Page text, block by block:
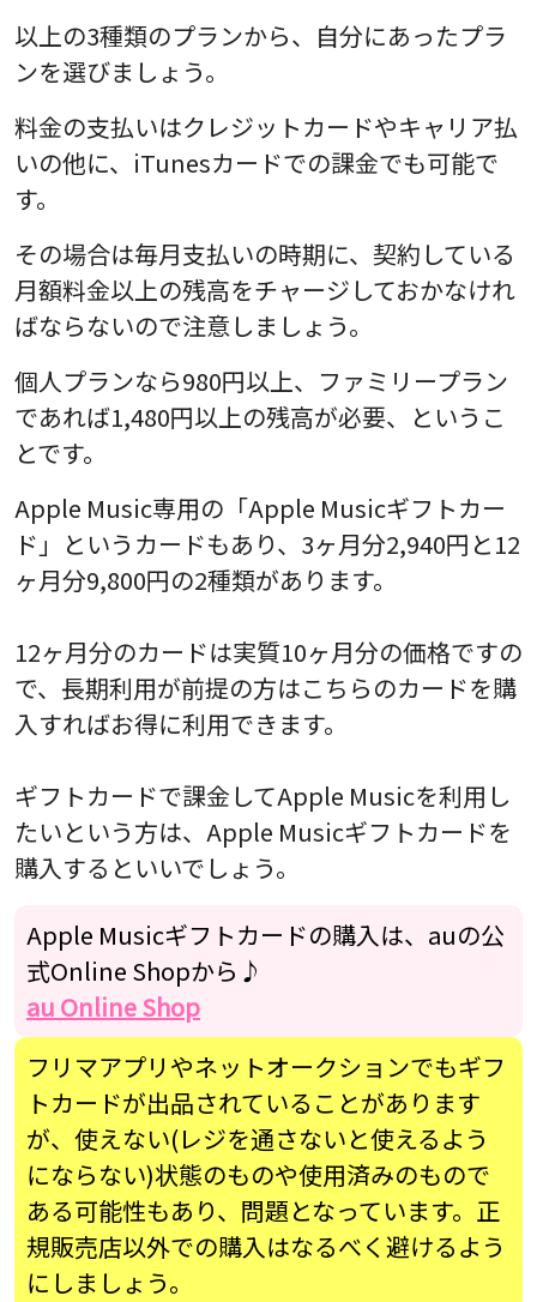
以上の3種類のプランから、自分にあったプラ
ンを選びましょう。
料金の支払いはクレジットカードやキャリア払
いの他に、iTunesカードでの課金でも可能で
す。
その場合は毎月支払いの時期に、契約している
月額料金以上の残高をチャージしておかなけれ
ばならないので注意しましょう。
個人プランなら980円以上、ファミリープラン
であれば1,480円以上の残高が必要、というこ
とです。
Apple Music専用の「Apple Musicギフトカー
ド」というカードもあり、3ヶ月分2,940円と12
ヶ月分9,800円の2種類があります。
12ヶ月分のカードは実質10ヶ月分の価格ですの
で、長期利用が前提の方はこちらのカードを購
入すればお得に利用できます。
ギフトカードで課金してApple Musicを利用し
たいという方は、Apple Musicギフトカードを
購入するといいでしょう。
Apple Musicギフトカードの購入は、auの公
式Online Shopから♪
au Online Shop
フリマアプリやネットオークションでもギフ
トカードが出品されていることがあります
が、使えない(レジを通さないと使えるよう
にならない)状態のものや使用済みのもので
ある可能性もあり、問題となっています。正
規販売店以外での購入はなるべく避けるよう
にしましょう。